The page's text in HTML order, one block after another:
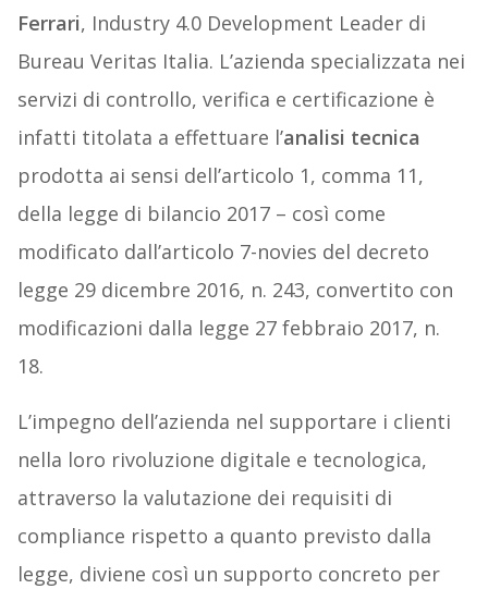
Ferrari, Industry 4.0 Development Leader di
Bureau Veritas Italia. L’azienda specializzata nei
servizi di controllo, verifica e certificazione è
infatti titolata a effettuare l’analisi tecnica
prodotta ai sensi dell’articolo 1, comma 11,
della legge di bilancio 2017 – così come
modificato dall’articolo 7-novies del decreto
legge 29 dicembre 2016, n. 243, convertito con
modificazioni dalla legge 27 febbraio 2017, n.
18.
L’impegno dell’azienda nel supportare i clienti
nella loro rivoluzione digitale e tecnologica,
attraverso la valutazione dei requisiti di
compliance rispetto a quanto previsto dalla
legge, diviene così un supporto concreto per